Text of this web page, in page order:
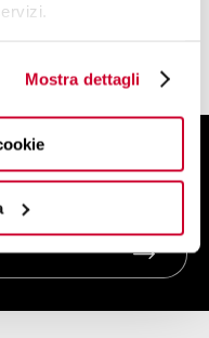
Mostra dettagli